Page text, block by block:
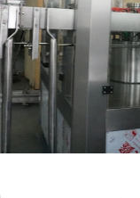
저
희
에
관